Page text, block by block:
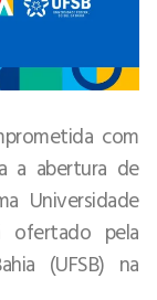
com
a abertura de
Universidade
ofertado pela
(UFSB) na